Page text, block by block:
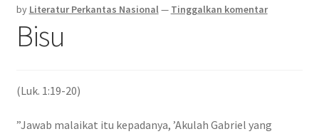
by Literatur Perkantas Nasional— Tinggalkan komentar
Bisu
(Luk. 1:19-20)
”Jawab malaikat itu kepadanya, ’Akulah Gabriel yang